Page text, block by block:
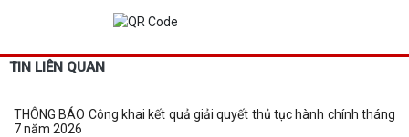
TIN LIÊN QUAN
THÔNG BÁO Công khai kết quả giải quyết thủ tục hành chính tháng
7 năm 2026